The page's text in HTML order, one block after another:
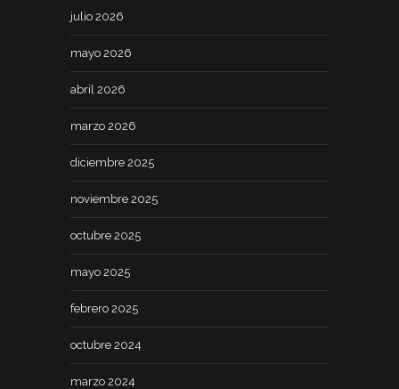
julio 2026
mayo 2026
abril 2026
marzo 2026
diciembre 2025
noviembre 2025
octubre 2025
mayo 2025
febrero 2025
octubre 2024
marzo 2024